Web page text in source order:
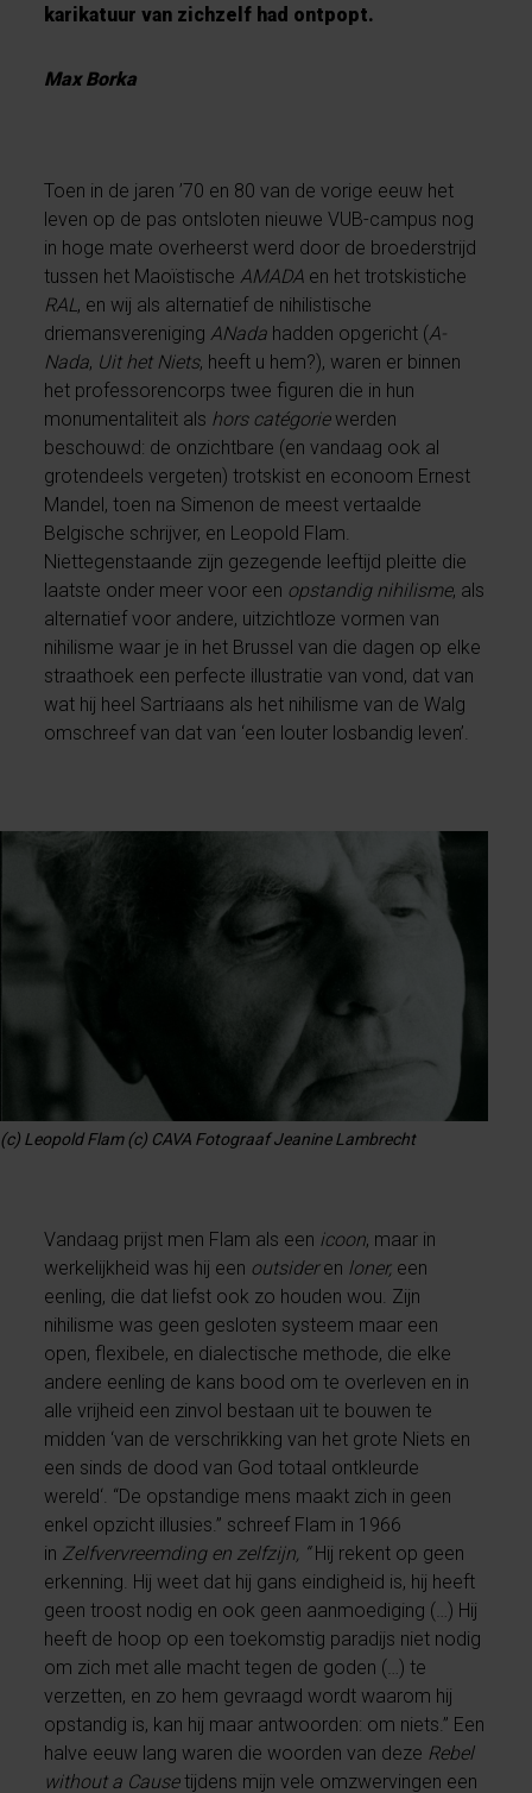
karikatuur van zichzelf had ontpopt.
Max Borka
Toen in de jaren ’70 en 80 van de vorige eeuw het
leven op de pas ontsloten nieuwe VUB-campus nog
in hoge mate overheerst werd door de broederstrijd
tussen het Maoïstische AMADA en het trotskistiche
RAL , en wij als alternatief de nihilistische
driemansvereniging ANada hadden opgericht (A-
Nada, Uit het Niets, heeft u hem?), waren er binnen
het professorencorps twee figuren die in hun
monumentaliteit als hors catégoriewerden
beschouwd: de onzichtbare (en vandaag ook al
grotendeels vergeten) trotskist en econoom Ernest
Mandel, toen na Simenon de meest vertaalde
Belgische schrijver, en Leopold Flam.
Niettegenstaande zijn gezegende leeftijd pleitte die
laatste onder meer voor een opstandig nihilisme, als
alternatief voor andere, uitzichtloze vormen van
nihilisme waar je in het Brussel van die dagen op elke
straathoek een perfecte illustratie van vond, dat van
wat hij heel Sartriaans als het nihilisme van de Walg
omschreef van dat van ‘een louter losbandig leven’.
(c) Leopold Flam (c) CAVA Fotograaf Jeanine Lambrecht
Vandaag prijst men Flam als een icoon, maar in
werkelijkheid was hij een outsideren loner, een
eenling, die dat liefst ook zo houden wou. Zijn
nihilisme was geen gesloten systeem maar een
open, flexibele, en dialectische methode, die elke
andere eenling de kans bood om te overleven en in
alle vrijheid een zinvol bestaan uit te bouwen te
midden ‘van de verschrikking van het grote Niets en
een sinds de dood van God totaal ontkleurde
wereld‘. “De opstandige mens maakt zich in geen
enkel opzicht illusies.” schreef Flam in 1966
in Zelfvervreemding en zelfzijn, “Hij rekent op geen
erkenning. Hij weet dat hij gans eindigheid is, hij heeft
geen troost nodig en ook geen aanmoediging (…) Hij
heeft de hoop op een toekomstig paradijs niet nodig
om zich met alle macht tegen de goden (…) te
verzetten, en zo hem gevraagd wordt waarom hij
opstandig is, kan hij maar antwoorden: om niets.” Een
halve eeuw lang waren die woorden van deze Rebel
without a Causetijdens mijn vele omzwervingen een